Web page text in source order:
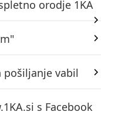
orodje 1KA
pošiljanje vabil
s Facebook